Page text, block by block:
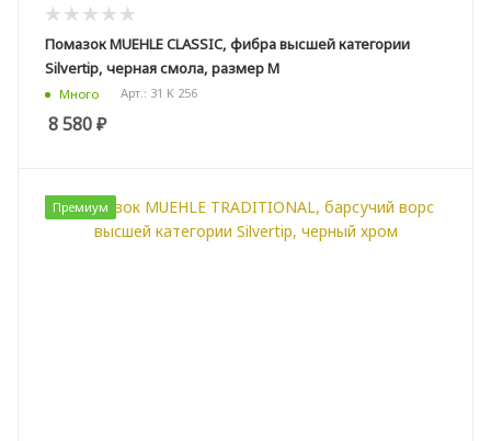
Помазок MUEHLE CLASSIC, фибра высшей категории
Silvertip, черная смола, размер M
Много Арт.: 31 K 256
8 580₽
Премиум